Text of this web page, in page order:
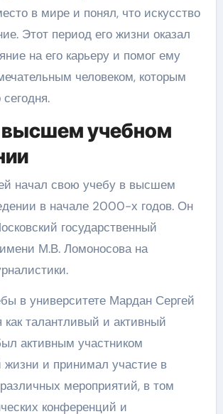
в мире и понял, что искусство
Этот период его жизни оказал
на его карьеру и помог ему
человеком, которым
высшем учебном
начал свою учебу в высшем
в начале 2000-х годов. Он
государственный
М.В. Ломоносова на
в университете Мардан Сергей
как талантливый и активный
активным участником
жизни и принимал участие в
мероприятий, в том
конференций и